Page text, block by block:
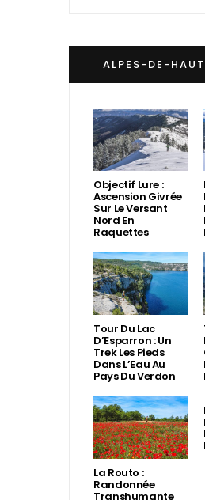
ALPES-DE-
Objectif Lure :
Ascension Givrée
Sur Le Versant
Nord En
Raquettes
Tour Du Lac
D’Esparron : Un
Trek Les Pieds
Dans L’Eau Au
Pays Du Verdon
La Routo :
Randonnée
Transhumante